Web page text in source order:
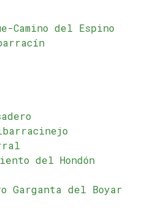
Camino del Espino
del Hondón
Garganta del Boyar